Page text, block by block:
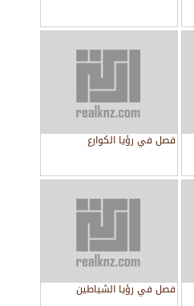
فصل في رؤيا الكوارع
فصل في رؤيا الشياطين